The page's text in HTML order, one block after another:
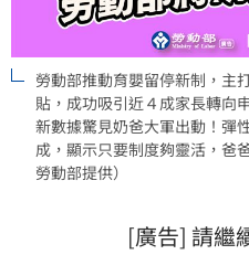
勞動部推動育嬰留停新制，主
貼，成功吸引近４成家長轉向
新數據驚見奶爸大軍出動！彈
成，顯示只要制度夠靈活，爸
勞動部提供）
[廣告] 請繼